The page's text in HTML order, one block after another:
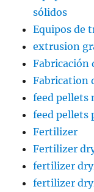
sólidos
Equipos de
extrusion
Fabricación
Fabrication
feed pellets
feed pellets
Fertilizer
Fertilizer
fertilizer
fertilizer